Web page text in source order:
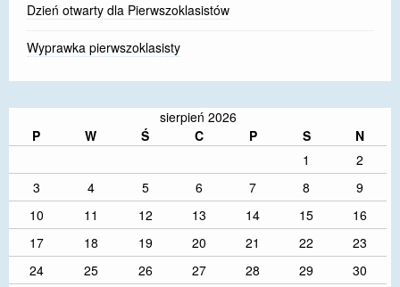
Dzień otwarty dla Pierwszoklasistów
Wyprawka pierwszoklasisty
sierpień 2026
P
W Ś C P S
N
1
2
3
4 5 6 7 8
9
10
11 12 13 14 15
16
17
18 19 20 21 22
23
24
25 26 27 28 29
30